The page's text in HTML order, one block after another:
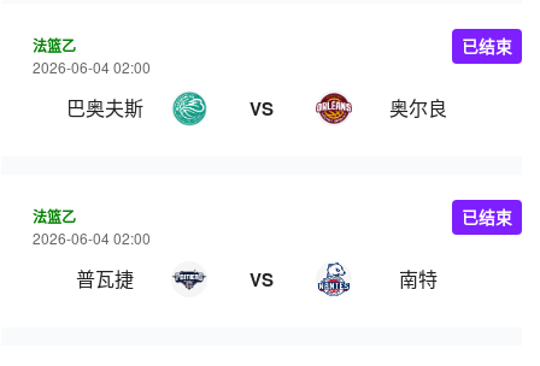
法篮乙
2026-06-04 02:00
巴奥夫斯 VS 奥尔良
已结束
法篮乙
2026-06-04 02:00
普瓦捷 VS 南特
已结束